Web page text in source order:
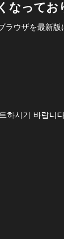
なってお
ウザを最新版
하시기 바랍니